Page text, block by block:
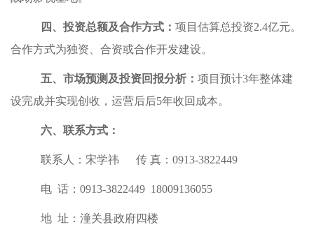
四、投资总额及合作方式： 项目估算总投资2.4亿元。
合作方式为独资、合资或合作开发建设。
五、市场预测及投资回报分析： 项目预计3年整体建
设完成并实现创收，运营后后5年收回成本。
六、联系方式：
联系人：宋学祎 传 真：0913-3822449
电 话：0913-3822449 18009136055
地 址：潼关县政府四楼